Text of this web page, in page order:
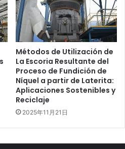
Métodos de Utilización de
La Escoria Resultante del
Proceso de Fundición de
Níquel a partir de Laterita:
Aplicaciones Sostenibles y
Reciclaje
2025年11月21日